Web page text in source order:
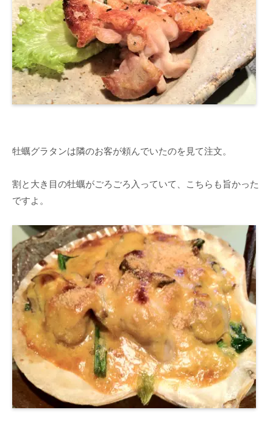
牡蠣グラタンは隣のお客が頼んでいたのを見て注文。
割と大き目の牡蠣がごろごろ入っていて、こちらも旨かった
ですよ。